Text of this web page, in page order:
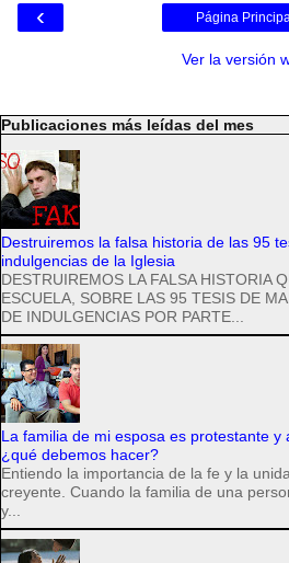
‹ Página
Ver la versión
Publicaciones más leídas del mes
Destruiremos la falsa historia de las 95
indulgencias de la Iglesia
DESTRUIREMOS LA FALSA HISTORIA
ESCUELA, SOBRE LAS 95 TESIS DE
DE INDULGENCIAS POR PARTE...
La familia de mi esposa es protestante y
¿qué debemos hacer?
Entiendo la importancia de la fe y la
creyente. Cuando la familia de una
y...